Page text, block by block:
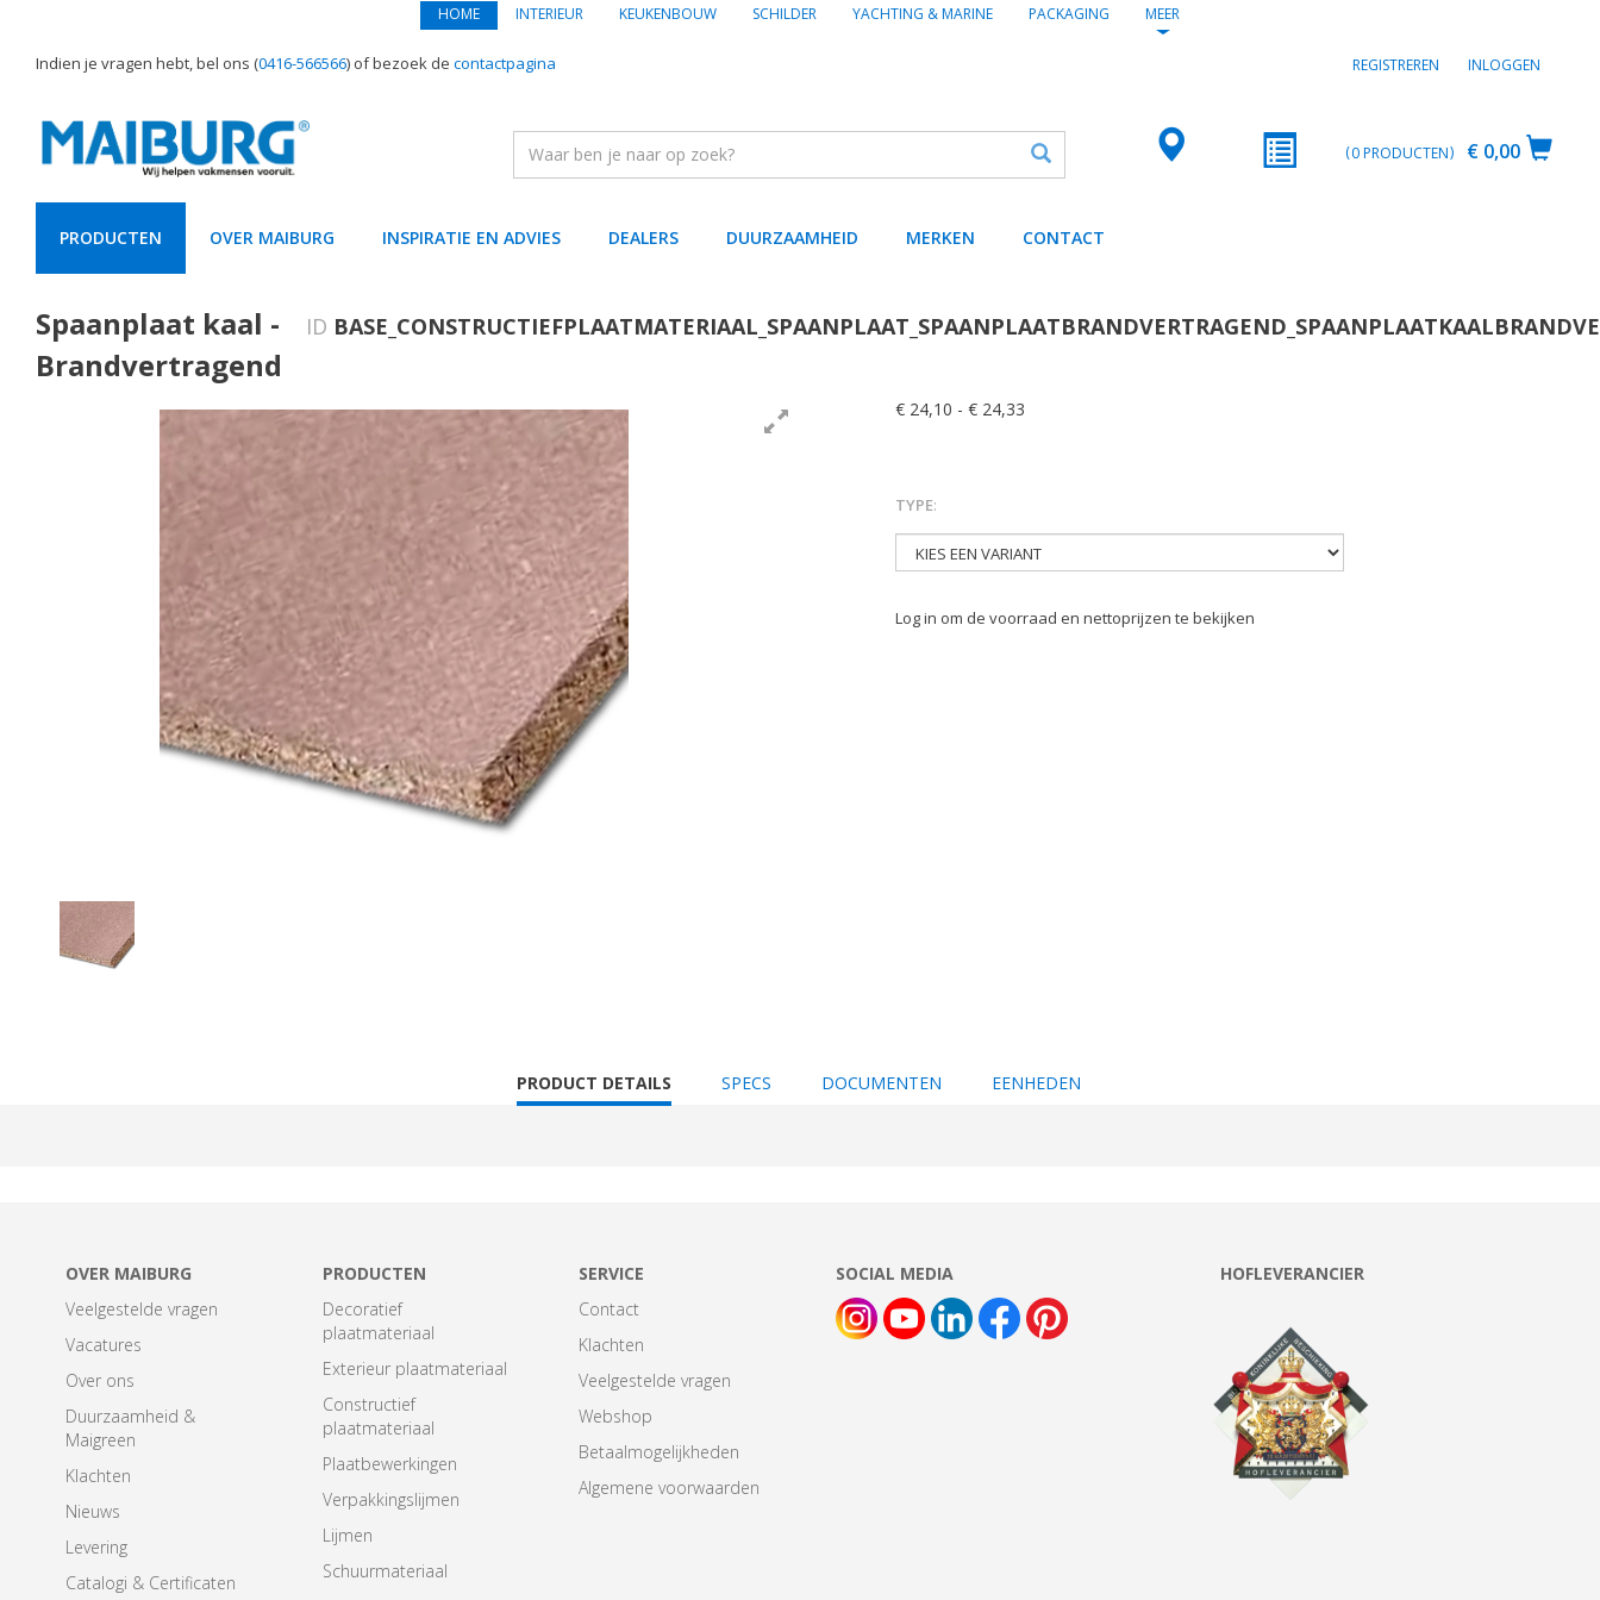
HOME INTERIEUR KEUKENBOUW SCHILDER YACHTING & MARINE PACKAGING MEER
Indien je vragen hebt, bel ons (0416-566566) of bezoek de contactpagina REGISTREREN INLOGGEN
€ 0,00
0PRODUCTEN
PRODUCTEN OVER MAIBURG INSPIRATIE EN ADVIES DEALERS DUURZAAMHEID MERKEN CONTACT
Spaanplaat kaal -
Brandvertragend
ID
€ 24,10 - € 24,33
TYPE:
Log in om de voorraad en nettoprijzen te bekijken
CURRENT
TAB:
PRODUCT DETAILS SPECS DOCUMENTEN EENHEDEN
OVER MAIBURG
Veelgestelde vragen
Vacatures
Over ons
Duurzaamheid &
Maigreen
Klachten
Nieuws
Levering
Catalogi & Certificaten
PRODUCTEN
Decoratief
plaatmateriaal
Exterieur plaatmateriaal
Constructief
plaatmateriaal
Plaatbewerkingen
Verpakkingslijmen
Lijmen
Schuurmateriaal
SERVICE
Contact
Klachten
Veelgestelde vragen
Webshop
Betaalmogelijkheden
Algemene voorwaarden
SOCIAL MEDIA HOFLEVERANCIER